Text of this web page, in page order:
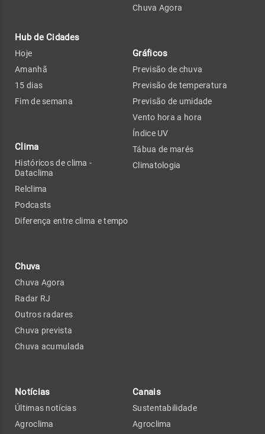
Hub de Cidades
Hoje
Amanhã
15 dias
Fim de semana
Clima
Históricos de clima -
Dataclima
Relclima
Podcasts
Diferença entre clima e tempo
Chuva
Chuva Agora
Radar RJ
Outros radares
Chuva prevista
Chuva acumulada
Chuva Agora
Gráficos
Previsão de chuva
Previsão de temperatura
Previsão de umidade
Vento hora a hora
Índice UV
Tábua de marés
Climatologia
Notícias
Últimas notícias
Agroclima
Canais
Sustentabilidade
Agroclima